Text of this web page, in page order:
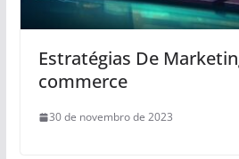
Estratégias De
commerce
30 de novembro de 2023